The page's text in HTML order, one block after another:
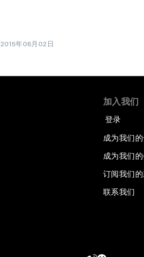
2015年06月02日
加入我们
登录
成为我们
成为我们
订阅我们
联系我们